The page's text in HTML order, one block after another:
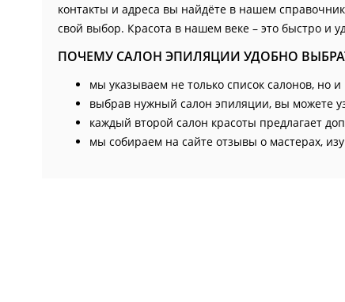
контакты и адреса вы найдёте в нашем
свой выбор. Красота в нашем веке – это быстро и
ПОЧЕМУ САЛОН ЭПИЛЯЦИИ УДОБНО
мы указываем не только список салонов, но
выбрав нужный салон эпиляции, вы можете
каждый второй салон красоты предлагает
мы собираем на сайте отзывы о мастерах,